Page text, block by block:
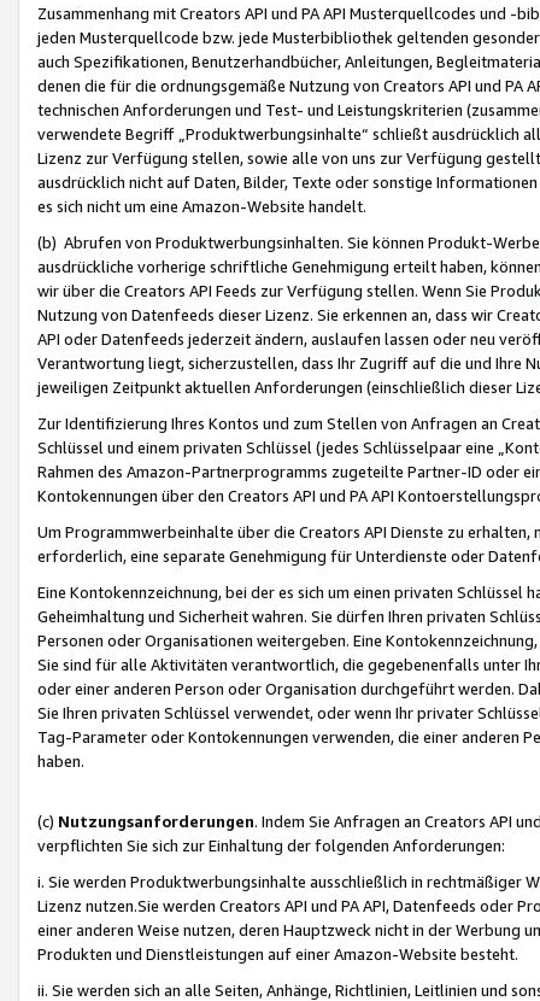
Zusammenhang mit Creators API und PA API Musterquellcodes und
jeden Musterquellcode bzw. jede Musterbibliothek geltenden
auch Spezifikationen, Benutzerhandbücher, Anleitungen,
denen die für die ordnungsgemäße Nutzung von Creators API und PA
technischen Anforderungen und Test- und Leistungskriterien
verwendete Begriff „Produktwerbungsinhalte“ schließt ausdrücklich
Lizenz zur Verfügung stellen, sowie alle von uns zur Verfügung
ausdrücklich nicht auf Daten, Bilder, Texte oder sonstige
es sich nicht um eine Amazon-Website handelt.
(b) Abrufen von Produktwerbungsinhalten. Sie können Produkt-
ausdrückliche vorherige schriftliche Genehmigung erteilt haben,
wir über die Creators API Feeds zur Verfügung stellen. Wenn Sie
Nutzung von Datenfeeds dieser Lizenz. Sie erkennen an, dass wir
API oder Datenfeeds jederzeit ändern, auslaufen lassen oder neu
Verantwortung liegt, sicherzustellen, dass Ihr Zugriff auf die und Ihre
jeweiligen Zeitpunkt aktuellen Anforderungen (einschließlich dieser
Zur Identifizierung Ihres Kontos und zum Stellen von Anfragen an
Schlüssel und einem privaten Schlüssel (jedes Schlüsselpaar eine
Rahmen des Amazon-Partnerprogramms zugeteilte Partner-ID oder
Kontokennungen über den Creators API und PA API
Um Programmwerbeinhalte über die Creators API Dienste zu
erforderlich, eine separate Genehmigung für Unterdienste oder
Eine Kontokennzeichnung, bei der es sich um einen privaten
Geheimhaltung und Sicherheit wahren. Sie dürfen Ihren privaten
Personen oder Organisationen weitergeben. Eine
Sie sind für alle Aktivitäten verantwortlich, die gegebenenfalls unter
oder einer anderen Person oder Organisation durchgeführt werden.
Sie Ihren privaten Schlüssel verwendet, oder wenn Ihr privater
Tag-Parameter oder Kontokennungen verwenden, die einer anderen
haben.
(c) Nutzungsanforderungen. Indem Sie Anfragen an Creators API
verpflichten Sie sich zur Einhaltung der folgenden Anforderungen:
i. Sie werden Produktwerbungsinhalte ausschließlich in rechtmäßiger
Lizenz nutzen.Sie werden Creators API und PA API, Datenfeeds oder
einer anderen Weise nutzen, deren Hauptzweck nicht in der Werbung
Produkten und Dienstleistungen auf einer Amazon-Website besteht.
ii. Sie werden sich an alle Seiten, Anhänge, Richtlinien, Leitlinien und